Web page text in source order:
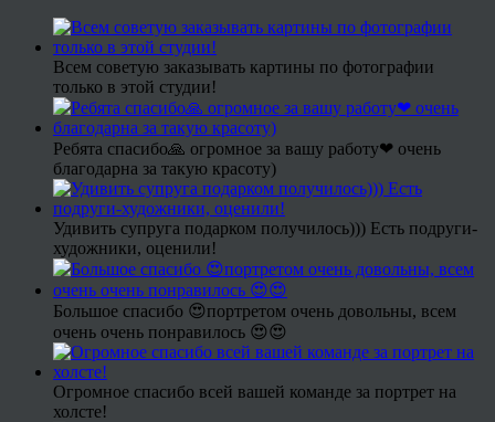
Всем советую заказывать картины по фотографии
только в этой студии!
Ребята спасибо🙏 огромное за вашу работу❤ очень
благодарна за такую красоту)
Удивить супруга подарком получилось))) Есть подруги-
художники, оценили!
Большое спасибо 😍портретом очень довольны, всем
очень очень понравилось 😍😍
Огромное спасибо всей вашей команде за портрет на
холсте!